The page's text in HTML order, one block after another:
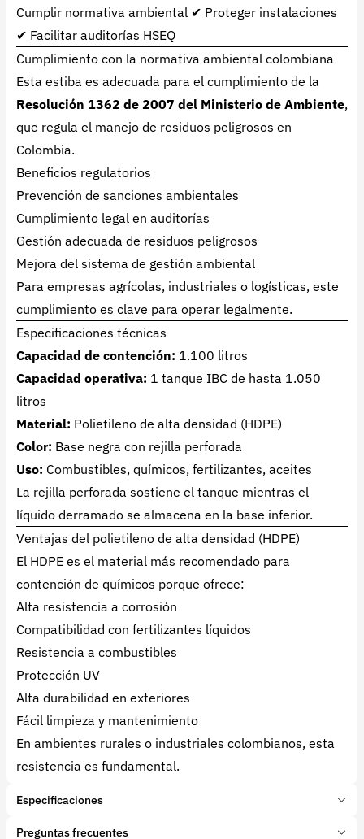
Cumplir normativa ambiental ✔ Proteger instalaciones
✔ Facilitar auditorías HSEQ
Cumplimiento con la normativa ambiental colombiana
Esta estiba es adecuada para el cumplimiento de la
Resolución 1362 de 2007 del Ministerio de Ambiente,
que regula el manejo de residuos peligrosos en
Colombia.
Beneficios regulatorios
Prevención de sanciones ambientales
Cumplimiento legal en auditorías
Gestión adecuada de residuos peligrosos
Mejora del sistema de gestión ambiental
Para empresas agrícolas, industriales o logísticas, este
cumplimiento es clave para operar legalmente.
Especificaciones técnicas
Capacidad de contención: 1.100 litros
Capacidad operativa: 1 tanque IBC de hasta 1.050
litros
Material: Polietileno de alta densidad (HDPE)
Color: Base negra con rejilla perforada
Uso: Combustibles, químicos, fertilizantes, aceites
La rejilla perforada sostiene el tanque mientras el
líquido derramado se almacena en la base inferior.
Ventajas del polietileno de alta densidad (HDPE)
El HDPE es el material más recomendado para
contención de químicos porque ofrece:
Alta resistencia a corrosión
Compatibilidad con fertilizantes líquidos
Resistencia a combustibles
Protección UV
Alta durabilidad en exteriores
Fácil limpieza y mantenimiento
En ambientes rurales o industriales colombianos, esta
resistencia es fundamental.
Especificaciones
Marca: Emiliana Serbatoi
Preguntas frecuentes